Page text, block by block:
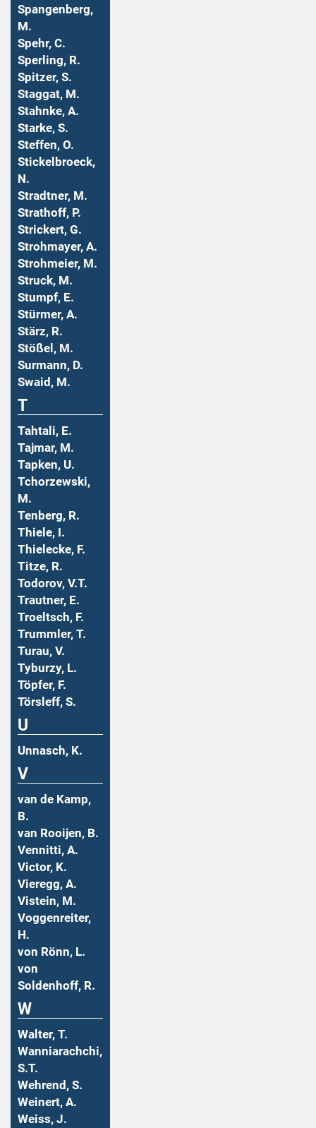
Spangenberg,
M.
Spehr, C.
Sperling, R.
Spitzer, S.
Staggat, M.
Stahnke, A.
Starke, S.
Steffen, O.
Stickelbroeck,
N.
Stradtner, M.
Strathoff, P.
Strickert, G.
Strohmayer, A.
Strohmeier, M.
Struck, M.
Stumpf, E.
Stürmer, A.
Stärz, R.
Stößel, M.
Surmann, D.
Swaid, M.
T
Tahtali, E.
Tajmar, M.
Tapken, U.
Tchorzewski,
M.
Tenberg, R.
Thiele, I.
Thielecke, F.
Titze, R.
Todorov, V.T.
Trautner, E.
Troeltsch, F.
Trummler, T.
Turau, V.
Tyburzy, L.
Töpfer, F.
Törsleff, S.
U
Unnasch, K.
V
van de Kamp,
B.
van Rooijen, B.
Vennitti, A.
Victor, K.
Vieregg, A.
Vistein, M.
Voggenreiter,
H.
von Rönn, L.
von
Soldenhoff, R.
W
Walter, T.
Wanniarachchi,
S.T.
Wehrend, S.
Weinert, A.
Weiss, J.